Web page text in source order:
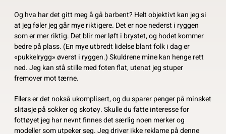
Og hva har det gitt meg å gå barbent? Helt objektivt kan jeg si
at jeg føler jeg går mye riktigere. Det er noe nederst i ryggen
som er mer riktig. Det blir mer løft i brystet, og hodet kommer
bedre på plass. (En mye utbredt lidelse blant folk i dag er
«pukkelrygg» øverst i ryggen.) Skuldrene mine kan henge rett
ned. Jeg kan stå stille med foten flat, utenat jeg stuper
fremover mot tærne.
Ellers er det nokså ukomplisert, og du sparer penger på minsket
slitasje på sokker og skotøy. Skulle du fatte interesse for
fottøyet jeg har nevnt finnes det særlig noen merker og
modeller som utpeker seg. Jeg driver ikke reklame på denne